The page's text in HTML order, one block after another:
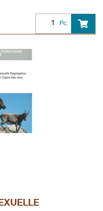
Pc.